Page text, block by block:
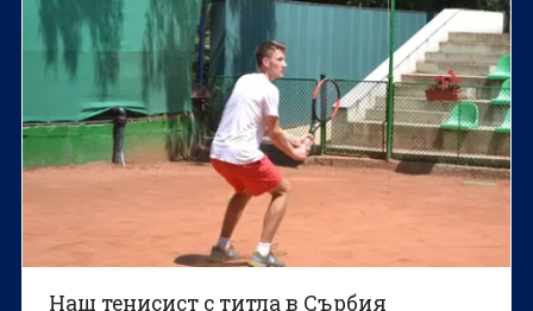
Наш тенисист с титла в Сърбия